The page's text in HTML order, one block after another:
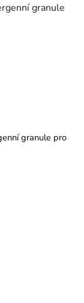
granule
granule pro